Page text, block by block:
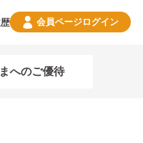
会員ページログイン
へのご優待